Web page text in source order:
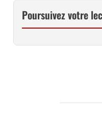
Poursuivez votre